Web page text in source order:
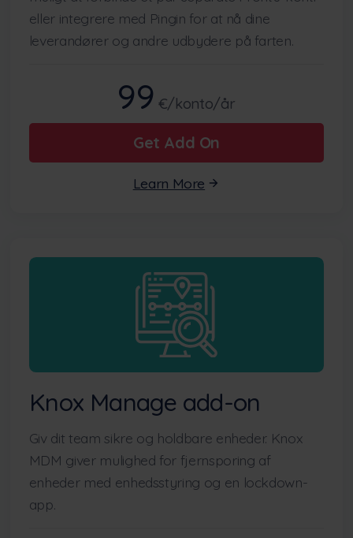
eller integrere med Pingin for at nå dine
leverandører og andre udbydere på farten.
99 €/konto/år
Get Add On
Learn More
Knox Manage add-on
Giv dit team sikre og holdbare enheder. Knox
MDM giver mulighed for fjernsporing af
enheder med enhedsstyring og en lockdown-
app.